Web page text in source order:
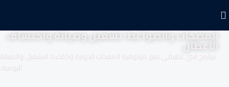
المضخات والضواغط: تشغيل وصيانة واكتشاف
الأعطال
برنامج فني تطبيقي يعزز موثوقية المعدات الدوارة وكفاءة التشغيل والصيانة
اليومية.